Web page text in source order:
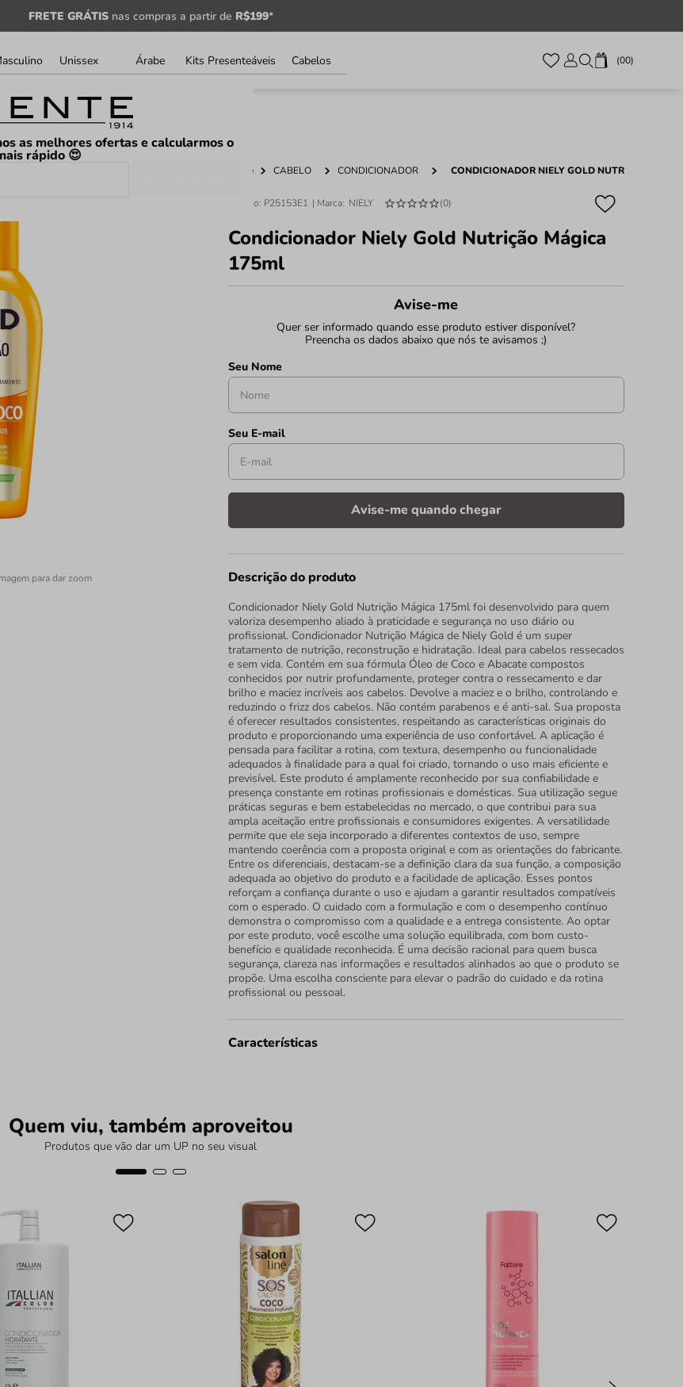
FRETE GRÁTISnas compras a partir de R$199*
as melhores ofertas e calcularmos o
rápido 😍
00
Unissex Árabe Kits Presenteáveis Cabelos
para dar zoom
Home CABELO CONDICIONADOR CONDICIONADOR NIELY GOLD NUTRIÇÃO
Código: P25153E1 NIELY (0)
Condicionador Niely Gold Nutrição Mágica
175ml
Descrição do produto
Condicionador Niely Gold Nutrição Mágica 175ml foi desenvolvido para quem
valoriza desempenho aliado à praticidade e segurança no uso diário ou
profissional. Condicionador Nutrição Mágica de Niely Gold é um super
tratamento de nutrição, reconstrução e hidratação. Ideal para cabelos ressecados
e sem vida. Contém em sua fórmula Óleo de Coco e Abacate compostos
conhecidos por nutrir profundamente, proteger contra o ressecamento e dar
brilho e maciez incríveis aos cabelos. Devolve a maciez e o brilho, controlando e
reduzindo o frizz dos cabelos. Não contém parabenos e é anti-sal. Sua proposta
é oferecer resultados consistentes, respeitando as características originais do
produto e proporcionando uma experiência de uso confortável. A aplicação é
pensada para facilitar a rotina, com textura, desempenho ou funcionalidade
adequados à finalidade para a qual foi criado, tornando o uso mais eficiente e
previsível. Este produto é amplamente reconhecido por sua confiabilidade e
presença constante em rotinas profissionais e domésticas. Sua utilização segue
práticas seguras e bem estabelecidas no mercado, o que contribui para sua
ampla aceitação entre profissionais e consumidores exigentes. A versatilidade
permite que ele seja incorporado a diferentes contextos de uso, sempre
mantendo coerência com a proposta original e com as orientações do fabricante.
Entre os diferenciais, destacam-se a definição clara da sua função, a composição
adequada ao objetivo do produto e a facilidade de aplicação. Esses pontos
reforçam a confiança durante o uso e ajudam a garantir resultados compatíveis
com o esperado. O cuidado com a formulação e com o desempenho contínuo
demonstra o compromisso com a qualidade e a entrega consistente. Ao optar
por este produto, você escolhe uma solução equilibrada, com bom custo-
benefício e qualidade reconhecida. É uma decisão racional para quem busca
segurança, clareza nas informações e resultados alinhados ao que o produto se
propõe. Uma escolha consciente para elevar o padrão do cuidado e da rotina
profissional ou pessoal.
Características
Quem viu, também aproveitou
Produtos que vão dar um UP no seu visual